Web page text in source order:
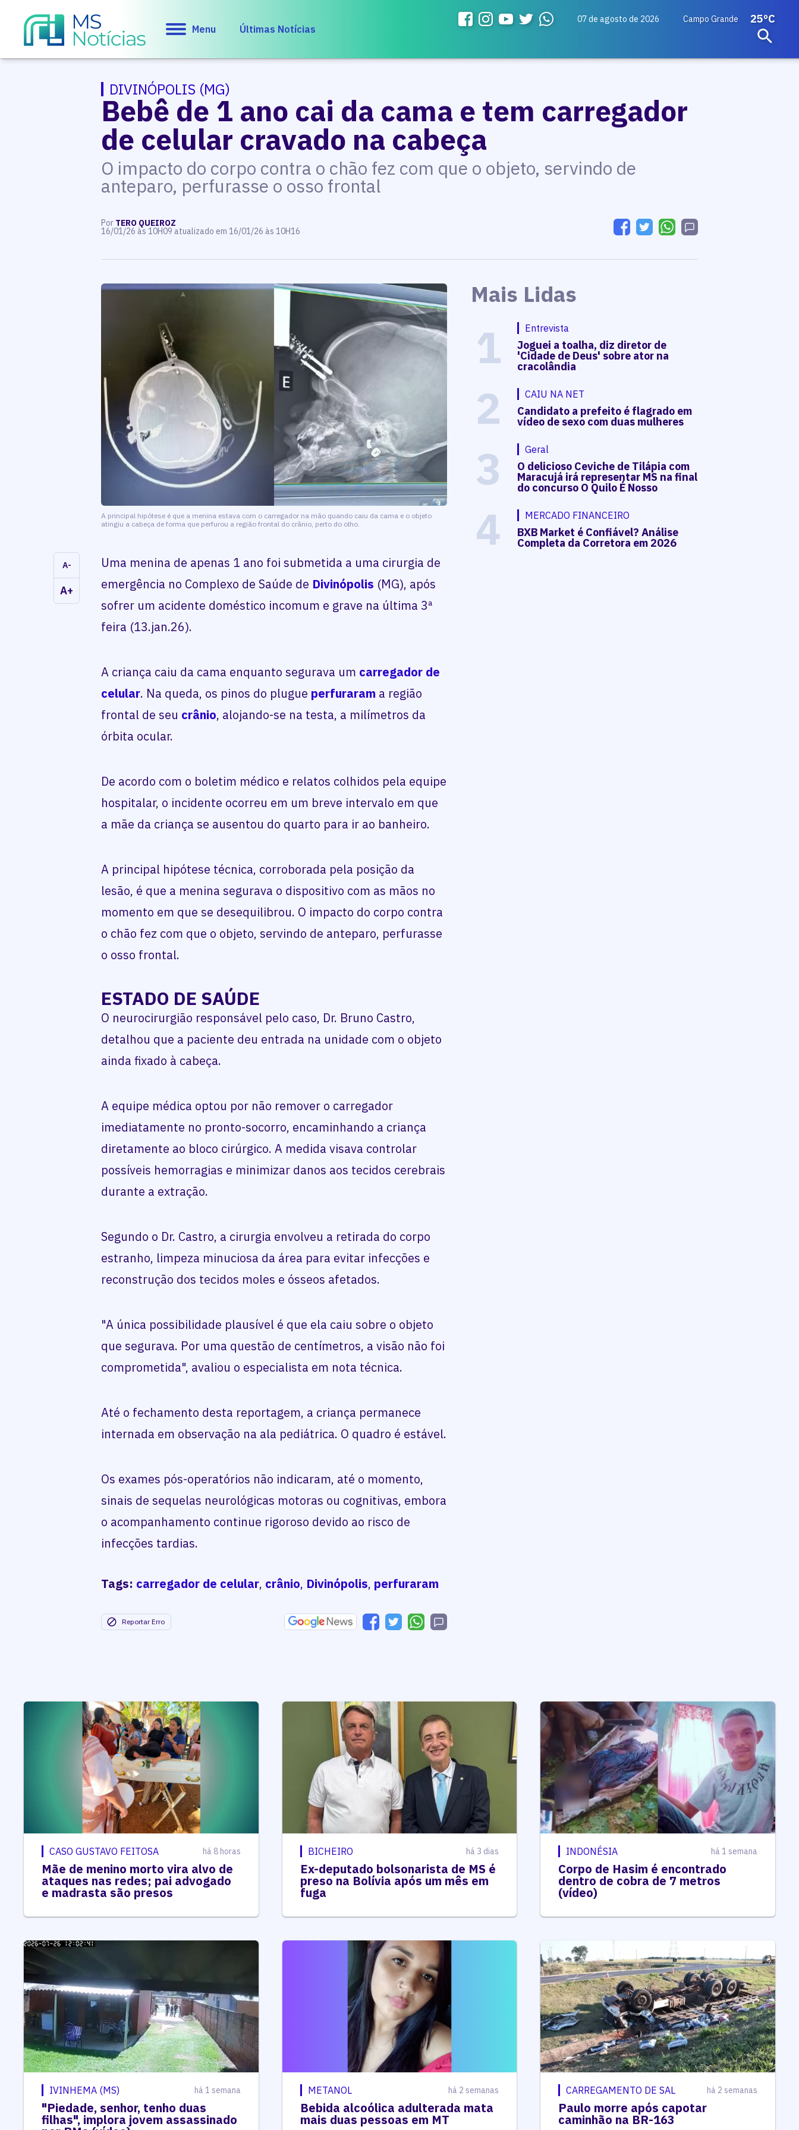
Menu Últimas Notícias
07 de agosto de 2026 Campo Grande 25ºC
DIVINÓPOLIS (MG)
Bebê de 1 ano cai da cama e tem carregador
de celular cravado na cabeça
O impacto do corpo contra o chão fez com que o objeto, servindo de
anteparo, perfurasse o osso frontal
Por TERO QUEIROZ
16/01/26 às 10H09 atualizado em 16/01/26 às 10H16
A principal hipótese é que a menina estava com o carregador na mão quando caiu da cama e o objeto
atingiu a cabeça de forma que perfurou a região frontal do crânio, perto do olho.
A-
A+
Uma menina de apenas 1 ano foi submetida a uma cirurgia de
emergência no Complexo de Saúde de Divinópolis (MG), após
sofrer um acidente doméstico incomum e grave na última 3ª
feira (13.jan.26).
A criança caiu da cama enquanto segurava um carregador de
celular. Na queda, os pinos do plugue perfuraram a região
frontal de seu crânio, alojando-se na testa, a milímetros da
órbita ocular.
De acordo com o boletim médico e relatos colhidos pela equipe
hospitalar, o incidente ocorreu em um breve intervalo em que
a mãe da criança se ausentou do quarto para ir ao banheiro.
A principal hipótese técnica, corroborada pela posição da
lesão, é que a menina segurava o dispositivo com as mãos no
momento em que se desequilibrou. O impacto do corpo contra
o chão fez com que o objeto, servindo de anteparo, perfurasse
o osso frontal.
ESTADO DE SAÚDE
O neurocirurgião responsável pelo caso, Dr. Bruno Castro,
detalhou que a paciente deu entrada na unidade com o objeto
ainda fixado à cabeça.
A equipe médica optou por não remover o carregador
imediatamente no pronto-socorro, encaminhando a criança
diretamente ao bloco cirúrgico. A medida visava controlar
possíveis hemorragias e minimizar danos aos tecidos cerebrais
durante a extração.
Segundo o Dr. Castro, a cirurgia envolveu a retirada do corpo
estranho, limpeza minuciosa da área para evitar infecções e
reconstrução dos tecidos moles e ósseos afetados.
"A única possibilidade plausível é que ela caiu sobre o objeto
que segurava. Por uma questão de centímetros, a visão não foi
comprometida", avaliou o especialista em nota técnica.
Até o fechamento desta reportagem, a criança permanece
internada em observação na ala pediátrica. O quadro é estável.
Os exames pós-operatórios não indicaram, até o momento,
sinais de sequelas neurológicas motoras ou cognitivas, embora
o acompanhamento continue rigoroso devido ao risco de
infecções tardias.
Tags: carregador de celular, crânio, Divinópolis, perfuraram
Reportar Erro
Mais Lidas
1 Entrevista
Joguei a toalha, diz diretor de
'Cidade de Deus' sobre ator na
cracolândia
2 CAIU NA NET
Candidato a prefeito é flagrado em
vídeo de sexo com duas mulheres
3 Geral
O delicioso Ceviche de Tilápia com
Maracujá irá representar MS na final
do concurso O Quilo É Nosso
4 MERCADO FINANCEIRO
BXB Market é Confiável? Análise
Completa da Corretora em 2026
CASO GUSTAVO FEITOSA há 8 horas
Mãe de menino morto vira alvo de
ataques nas redes; pai advogado
e madrasta são presos
BICHEIRO há 3 dias
Ex-deputado bolsonarista de MS é
preso na Bolívia após um mês em
fuga
INDONÉSIA há 1 semana
Corpo de Hasim é encontrado
dentro de cobra de 7 metros
(vídeo)
IVINHEMA (MS) há 1 semana
"Piedade, senhor, tenho duas
filhas", implora jovem assassinado
METANOL há 2 semanas
Bebida alcoólica adulterada mata
mais duas pessoas em MT
CARREGAMENTO DE SAL há 2 semanas
Paulo morre após capotar
caminhão na BR-163